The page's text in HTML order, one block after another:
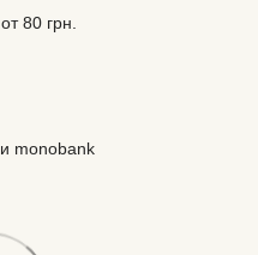
80 грн.
monobank